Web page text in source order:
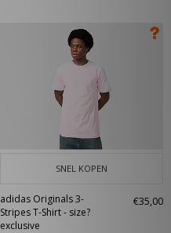
SNEL KOPEN
adidas Originals 3-
Stripes T-Shirt - size?
exclusive
€35,00